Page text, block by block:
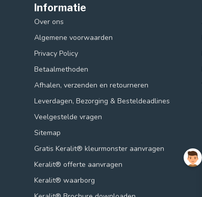
Informatie
Over ons
Algemene voorwaarden
Privacy Policy
Betaalmethoden
Afhalen, verzenden en retourneren
Leverdagen, Bezorging & Besteldeadlines
Veelgestelde vragen
Sitemap
Gratis Keralit® kleurmonster aanvragen
Keralit® offerte aanvragen
Keralit® waarborg